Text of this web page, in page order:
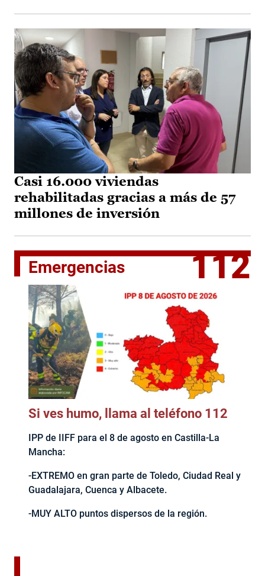
Casi 16.000 viviendas
rehabilitadas gracias a más de 57
millones de inversión
Emergencias 112
Si ves humo, llama al teléfono 112
IPP de IIFF para el 8 de agosto en Castilla-La
Mancha:
-EXTREMO en gran parte de Toledo, Ciudad Real y
Guadalajara, Cuenca y Albacete.
-MUY ALTO puntos dispersos de la región.